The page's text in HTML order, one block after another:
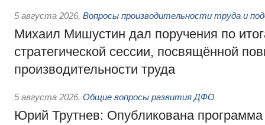
5 августа 2026, Вопросы производительности труда и
Михаил Мишустин дал поручения по
стратегической сессии, посвящённой
производительности труда
5 августа 2026, Общие вопросы развития ДФО
Юрий Трутнев: Опубликована